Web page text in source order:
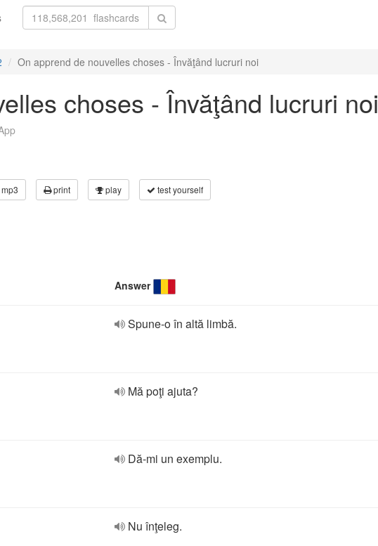
On apprend de nouvelles choses - Învăţând lucruri noi
choses - Învăţând lucruri noi
print play test yourself
Answer
Spune-o în altă limbă.
Mă poţi ajuta?
Dă-mi un exemplu.
Nu înţeleg.